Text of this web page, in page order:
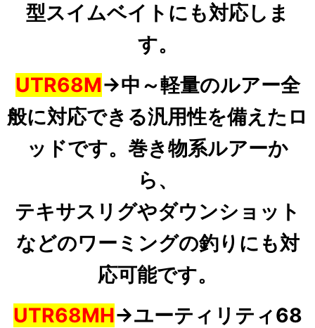
型スイムベイトにも対応しま
す。
UTR68M→中～軽量のルアー全
般に対応できる汎用性を備えたロ
ッドです。巻き物系ルアーか
ら、
テキサスリグやダウンショット
などのワーミングの釣りにも対
応可能です。
UTR68MH→ユーティリティ68